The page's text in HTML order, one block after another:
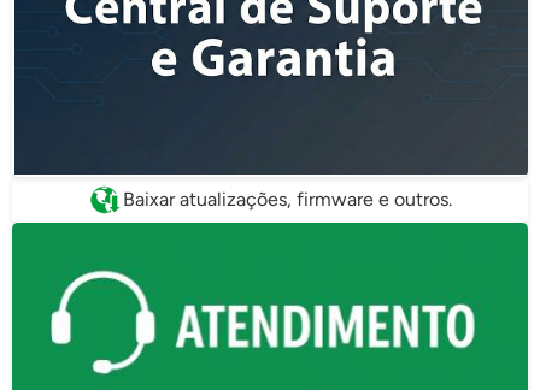
Baixar atualizações, firmware e outros.